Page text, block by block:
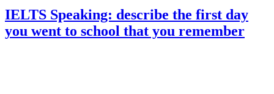
IELTS Speaking: describe the first day
you went to school that you remember